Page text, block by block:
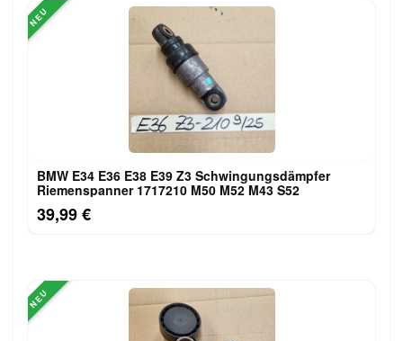
NEU
BMW E34 E36 E38 E39 Z3 Schwingungsdämpfer
Riemenspanner 1717210 M50 M52 M43 S52
39,99 €
NEU